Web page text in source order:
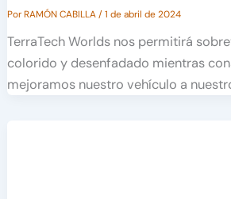
PorRAMÓN CABILLA/1 de abril de 2024
TerraTech Worlds nos permitirá
colorido y desenfadado mientras
mejoramos nuestro vehículo a